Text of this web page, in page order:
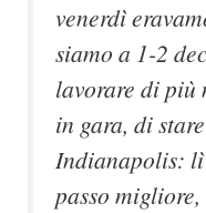
venerdì
siamo a 1-2
lavorare di più
in gara, di
Indianapolis:
passo